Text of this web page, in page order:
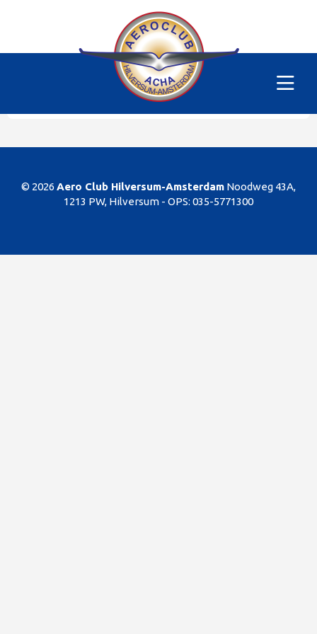
PH-SKC
Dit gedeelte van de website is alleen voor de
leden/begunstigers van onze club. Sorry. U kunt
natuurlijk altijd lid worden!
© 2026 Aero Club Hilversum-Amsterdam Noodweg 43A,
1213 PW, Hilversum - OPS: 035-5771300